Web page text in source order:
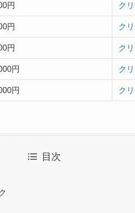
円 ク
円 ク
円 ク
円 ク
円 ク
目次